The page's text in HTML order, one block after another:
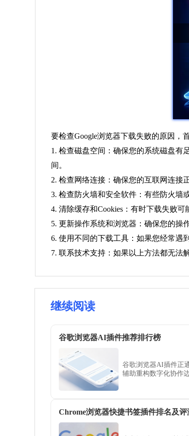
要检查Google浏览器下载失败的原因，
1. 检查磁盘空间：确保您的系统磁盘有
间。
2. 检查网络连接：确保您的互联网连接
3. 检查防火墙和安全软件：有些防火墙
4. 清除缓存和Cookies：有时下载失败
5. 更新操作系统和浏览器：确保您的操
6. 使用不同的下载工具：如果您经常遇
7. 联系技术支持：如果以上方法都无法
继续阅读
谷歌浏览器AI插件推荐排行榜
谷歌浏览器AI插件正
辅助重构数字化协作
占效能先机。
Chrome浏览器快捷书签插件排名及评